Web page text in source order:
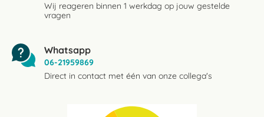
Wij reageren binnen 1 werkdag op jouw gestelde
vragen
Whatsapp
06-21959869
Direct in contact met één van onze collega's